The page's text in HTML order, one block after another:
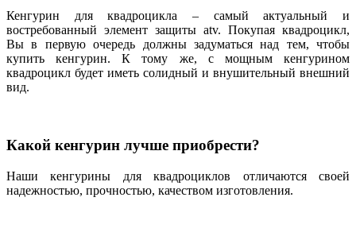
Кенгурин для квадроцикла – самый актуальный и
востребованный элемент защиты atv. Покупая квадроцикл,
Вы в первую очередь должны задуматься над тем, чтобы
купить кенгурин. К тому же, с мощным кенгурином
квадроцикл будет иметь солидный и внушительный внешний
вид.
Какой кенгурин лучше приобрести?
Наши кенгурины для квадроциклов отличаются своей
надежностью, прочностью, качеством изготовления.